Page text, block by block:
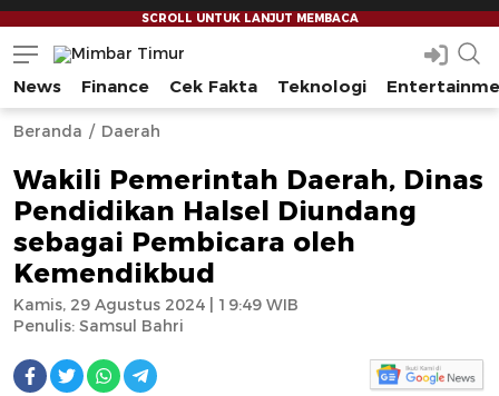
Mimbar Timur
Media Berjaringan Indonesia Timur
News Finance Cek Fakta Teknologi
Beranda Daerah
Wakili Pemerintah Daerah, Dinas
Pendidikan Halsel Diundang
sebagai Pembicara oleh
Kemendikbud
Penulis: Samsul Bahri
Kamis, 29 Agustus 2024 | 19:49 WIB
--
--